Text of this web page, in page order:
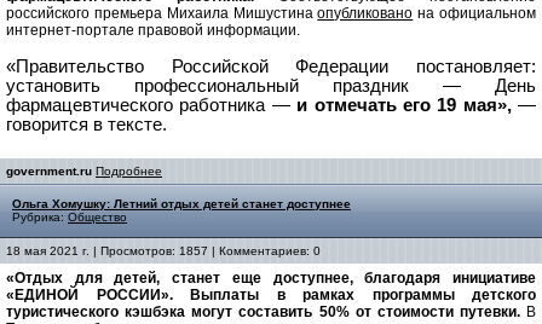
российского премьера Михаила Мишустинаопубликовано на официальном
интернет-портале правовой информации.
«Правительство Российской Федерации постановляет:
установить профессиональный праздник — День
фармацевтического работника — и отмечать его 19 мая»,—
говорится в тексте.
government.ru Подробнее
Ольга Хомушку: Летний отдых детей станет доступнее
Рубрика: Общество
18 мая 2021 г. | Просмотров: 1857 | Комментариев: 0
«Отдых для детей, станет еще доступнее, благодаря инициативе
«ЕДИНОЙ РОССИИ». Выплаты в рамках программы детского
туристического кэшбэка могут составить 50% от стоимости путевки.В